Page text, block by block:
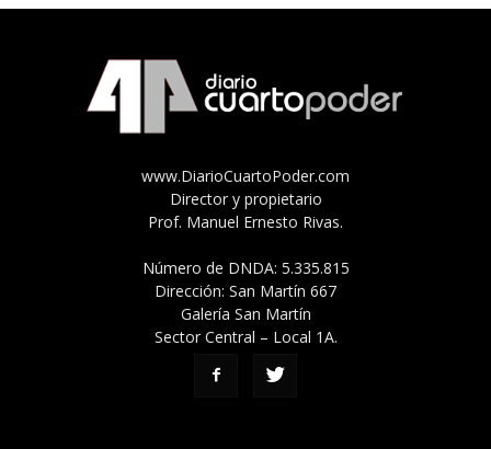
www.DiarioCuartoPoder.com
Director y propietario
Prof. Manuel Ernesto Rivas.
Número de DNDA: 5.335.815
Dirección: San Martín 667
Galería San Martín
Sector Central – Local 1A.